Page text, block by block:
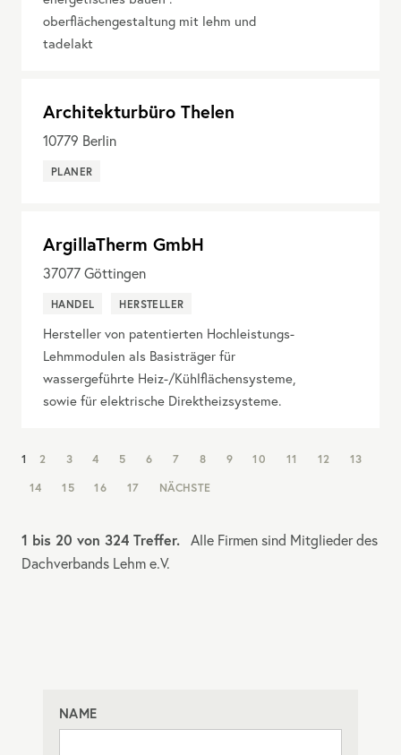
oberflächengestaltung mit lehm und
tadelakt
Architekturbüro Thelen
10779 Berlin
PLANER
ArgillaTherm GmbH
37077Göttingen
HANDEL HERSTELLER
Hersteller von patentierten Hochleistungs-
Lehmmodulen als Basisträger für
wassergeführte Heiz-/Kühlflächensysteme,
sowie für elektrische Direktheizsysteme.
NAV:
1 2 3 4 5 6 7 8 9 10 11 12
13
14
15 16 17 NÄCHSTE
1 bis 20 von 324 Treffer. Alle Firmen sind Mitglieder des
Dachverbands Lehm e.V.
NAME